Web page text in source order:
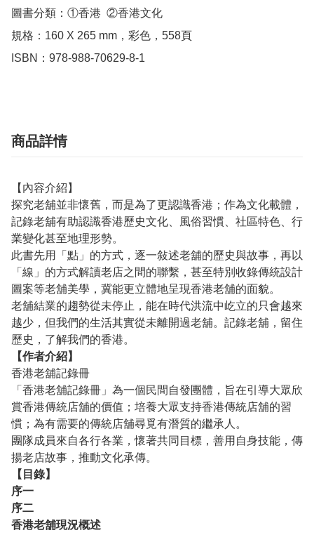
圖書分類：①香港  ②香港文化
規格：160 X 265 mm，彩色，558頁
ISBN：978-988-70629-8-1
商品詳情
【內容介紹】
探究老舖並非懷舊，而是為了更認識香港；作為文化載體，
記錄老舖有助認識香港歷史文化、風俗習慣、社區特色、行
業變化甚至地理形勢。
此書先用「點」的方式，逐一敍述老舖的歷史與故事，再以
「線」的方式解讀老店之間的聯繫，甚至特別收錄傳統設計
圖案等老舖美學，冀能更立體地呈現香港老舖的面貌。
老舖結業的趨勢從未停止，能在時代洪流中屹立的只會越來
越少，但我們的生活其實從未離開過老舖。記錄老舖，留住
歷史，了解我們的香港。
【作者介紹】
香港老舖記錄冊
「香港老舖記錄冊」為一個民間自發團體，旨在引導大眾欣
賞香港傳統店舖的價值；培養大眾支持香港傳統店舖的習
慣；為有需要的傳統店舖尋覓有潛質的繼承人。
團隊成員來自各行各業，懷著共同目標，善用自身技能，傳
揚老店故事，推動文化承傳。
【目錄】
序一
序二
香港老舖現況概述